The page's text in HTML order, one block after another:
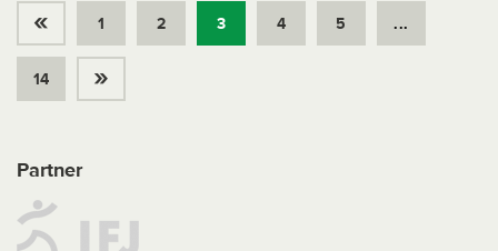
« 1 2 3 4 5 ...
14 »
Partner